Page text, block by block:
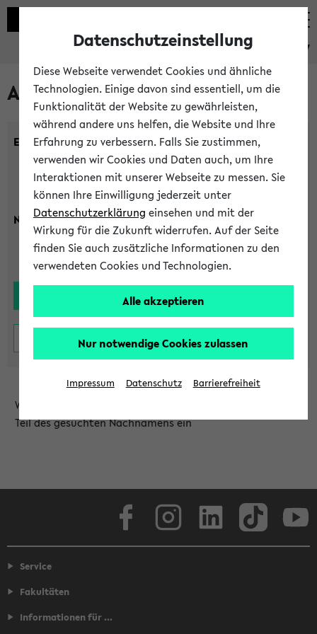
eKVV
Alle Lehrenden
Einrichtung:
Nachname:
Wählen Sie die Einrichtung aus und/oder geben Sie einen
Teil des gesuchten Nachnamens ein
Service
Fakultäten
Informationen für ...
Datenschutzeinstellung
Diese Webseite verwendet Cookies und ähnliche
Technologien. Einige davon sind essentiell, um die
Funktionalität der Website zu gewährleisten,
während andere uns helfen, die Website und Ihre
Erfahrung zu verbessern. Falls Sie zustimmen,
verwenden wir Cookies und Daten auch, um Ihre
Interaktionen mit unserer Webseite zu messen. Sie
können Ihre Einwilligung jederzeit unter
Datenschutzerklärung einsehen und mit der
Wirkung für die Zukunft widerrufen. Auf der Seite
finden Sie auch zusätzliche Informationen zu den
verwendeten Cookies und Technologien.
Alle akzeptieren
Nur notwendige Cookies zulassen
Impressum Datenschutz Barrierefreiheit